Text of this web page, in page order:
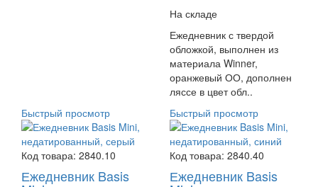
На складе
Ежедневник с твердой
обложкой, выполнен из
материала Winner,
оранжевый ОО, дополнен
ляссе в цвет обл..
Быстрый просмотр
Код товара: 2840.10
Ежедневник Basis
Быстрый просмотр
Код товара: 2840.40
Ежедневник Basis